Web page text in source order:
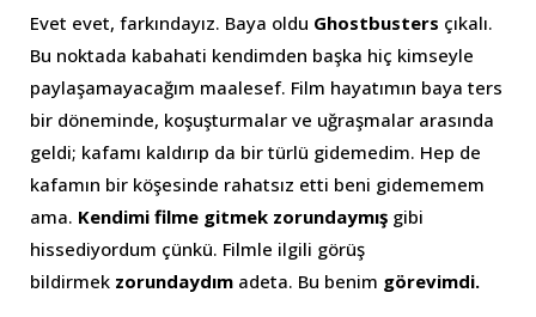
Evet evet, farkındayız. Baya oldu Ghostbusters çıkalı.
Bu noktada kabahati kendimden başka hiç kimseyle
paylaşamayacağım maalesef. Film hayatımın baya ters
bir döneminde, koşuşturmalar ve uğraşmalar arasında
geldi; kafamı kaldırıp da bir türlü gidemedim. Hep de
kafamın bir köşesinde rahatsız etti beni gidememem
ama. Kendimi filme gitmek zorundaymış gibi
hissediyordum çünkü. Filmle ilgili görüş
bildirmek zorundaydım adeta. Bu benim görevimdi.